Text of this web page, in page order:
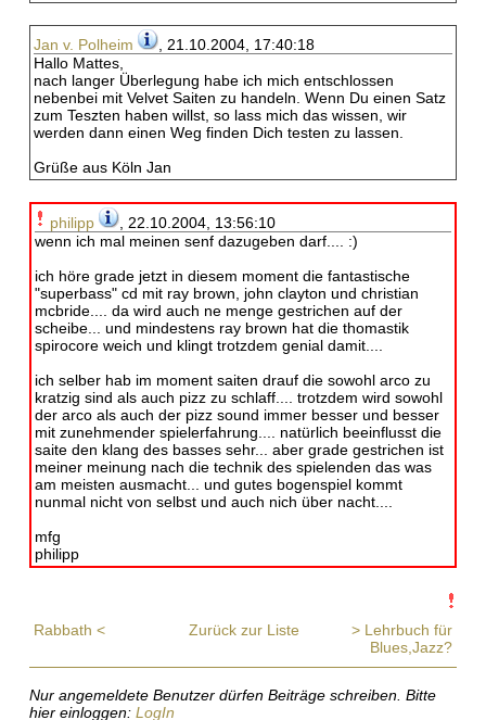
Jan v. Polheim
, 21.10.2004, 17:40:18
Hallo Mattes,
nach langer Überlegung habe ich mich entschlossen
nebenbei mit Velvet Saiten zu handeln. Wenn Du einen Satz
zum Teszten haben willst, so lass mich das wissen, wir
werden dann einen Weg finden Dich testen zu lassen.
Grüße aus Köln Jan
philipp
, 22.10.2004, 13:56:10
wenn ich mal meinen senf dazugeben darf.... :)
ich höre grade jetzt in diesem moment die fantastische
"superbass" cd mit ray brown, john clayton und christian
mcbride.... da wird auch ne menge gestrichen auf der
scheibe... und mindestens ray brown hat die thomastik
spirocore weich und klingt trotzdem genial damit....
ich selber hab im moment saiten drauf die sowohl arco zu
kratzig sind als auch pizz zu schlaff.... trotzdem wird sowohl
der arco als auch der pizz sound immer besser und besser
mit zunehmender spielerfahrung.... natürlich beeinflusst die
saite den klang des basses sehr... aber grade gestrichen ist
meiner meinung nach die technik des spielenden das was
am meisten ausmacht... und gutes bogenspiel kommt
nunmal nicht von selbst und auch nich über nacht....
mfg
philipp
Rabbath < Zurück zur Liste
> Lehrbuch für
Blues,Jazz?
Nur angemeldete Benutzer dürfen Beiträge schreiben. Bitte
hier einloggen: LogIn